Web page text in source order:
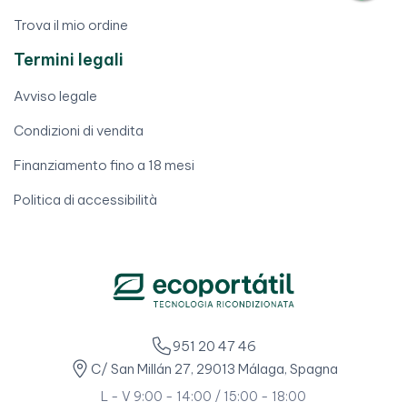
Trova il mio ordine
Termini legali
Avviso legale
Condizioni di vendita
Finanziamento fino a 18 mesi
Politica di accessibilità
951 20 47 46
C/ San Millán 27, 29013 Málaga, Spagna
L - V 9:00 - 14:00 / 15:00 - 18:00